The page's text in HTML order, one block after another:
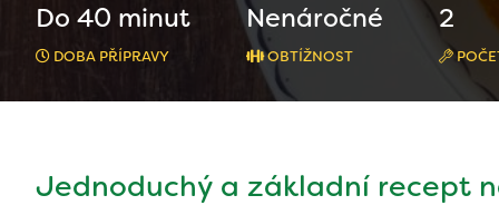
Do 40 minut
DOBA PŘÍPRAVY
Nenáročné
OBTÍŽNOST
2
Jednoduchý a základní recept